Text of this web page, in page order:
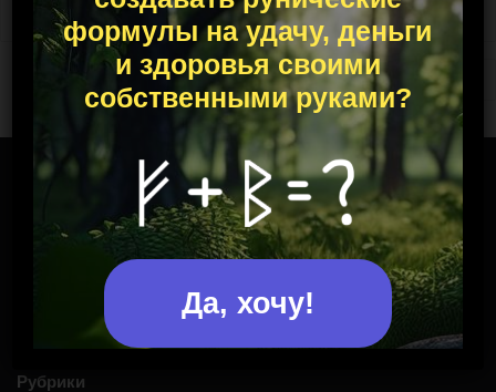
Следущая страница
Copyright © 2025
Полное или частичное копирование материалов допускается при
Рубрики
формулы на удачу, деньги
и здоровья своими
собственными руками?
Да, хочу!